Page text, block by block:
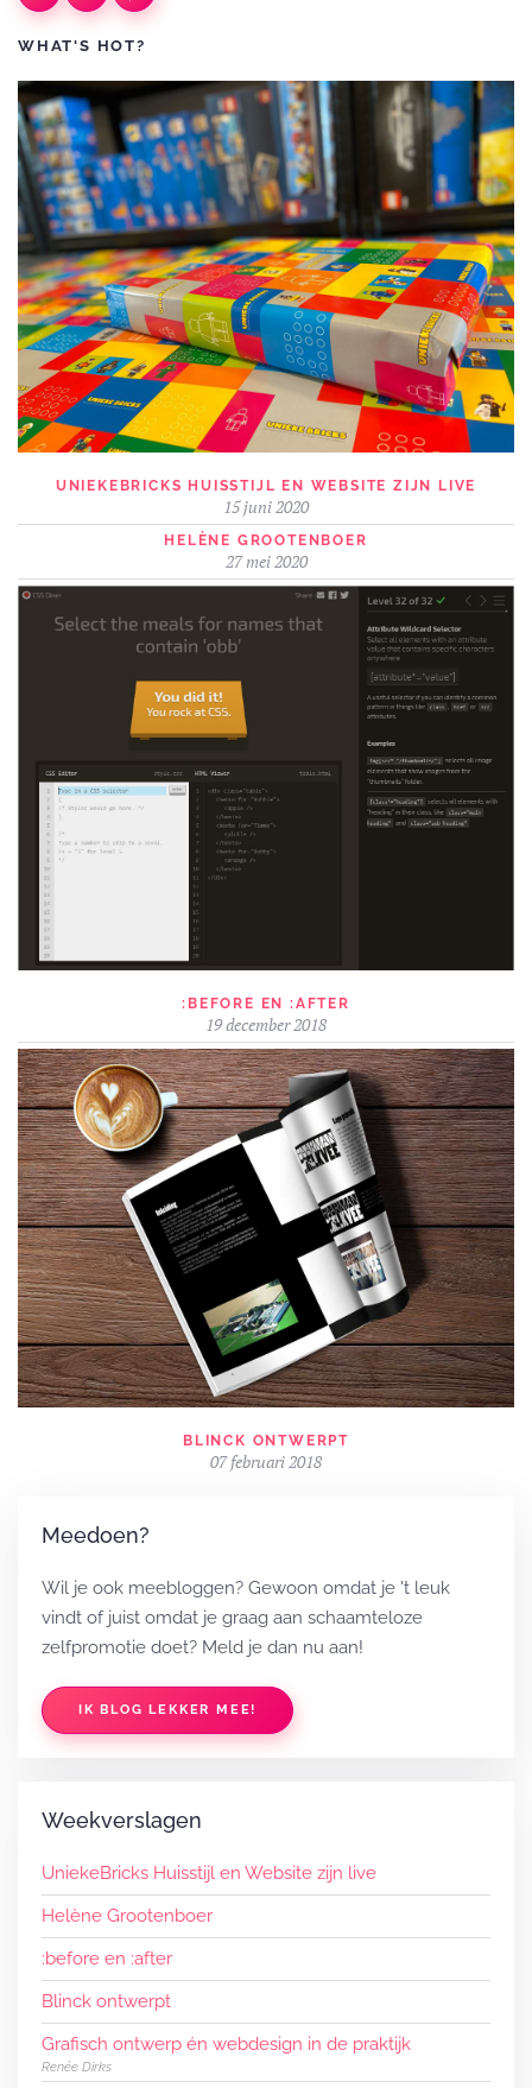
WHAT'S HOT?
UNIEKEBRICKS HUISSTIJL EN WEBSITE ZIJN LIVE
15 juni 2020
HELÈNE GROOTENBOER
27 mei 2020
:BEFORE EN :AFTER
19 december 2018
BLINCK ONTWERPT
07 februari 2018
Meedoen?
Wil je ook meebloggen? Gewoon omdat je 't leuk
vindt of juist omdat je graag aan schaamteloze
zelfpromotie doet? Meld je dan nu aan!
IK BLOG LEKKER MEE!
Weekverslagen
UniekeBricks Huisstijl en Website zijn live
Helène Grootenboer
:before en :after
Blinck ontwerpt
Grafisch ontwerp én webdesign in de praktijk
Renée Dirks